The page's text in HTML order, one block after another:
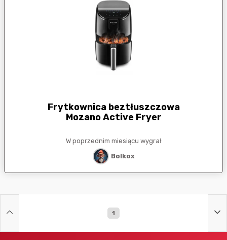
Frytkownica beztłuszczowa
Mozano Active Fryer
W poprzednim miesiącu wygrał
Bolkox
1